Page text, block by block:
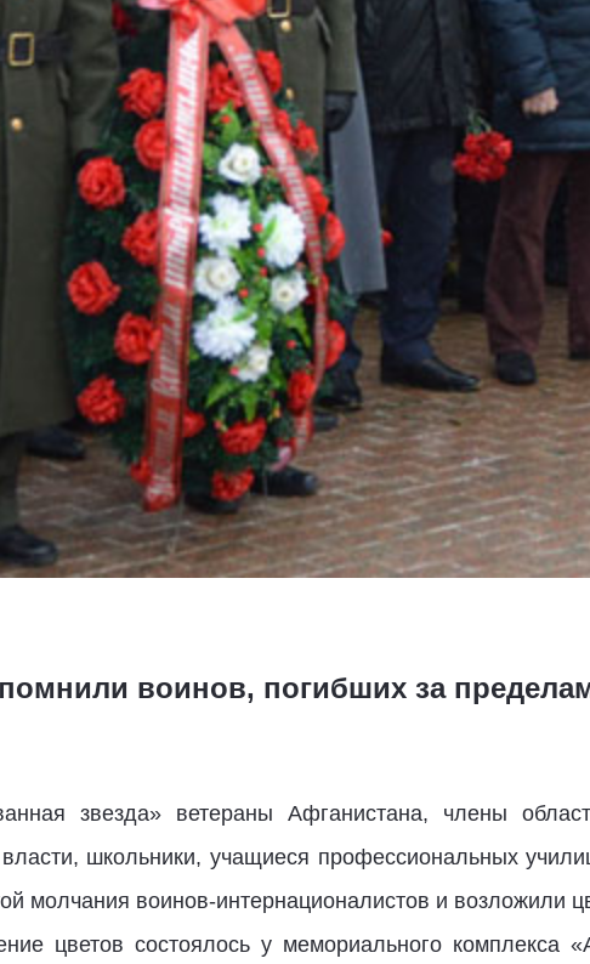
воинов, погибших за
звезда» ветераны Афганистана, члены
школьники, учащиеся профессиональных
молчания воинов-интернационалистов и возложили
цветов состоялось у мемориального комплекса